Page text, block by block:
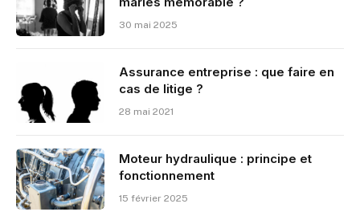
30 mai 2025
Assurance entreprise : que faire en
cas de litige ?
28 mai 2021
Moteur hydraulique : principe et
fonctionnement
15 février 2025